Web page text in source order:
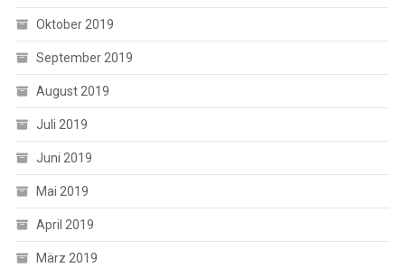
Oktober 2019
September 2019
August 2019
Juli 2019
Juni 2019
Mai 2019
April 2019
März 2019